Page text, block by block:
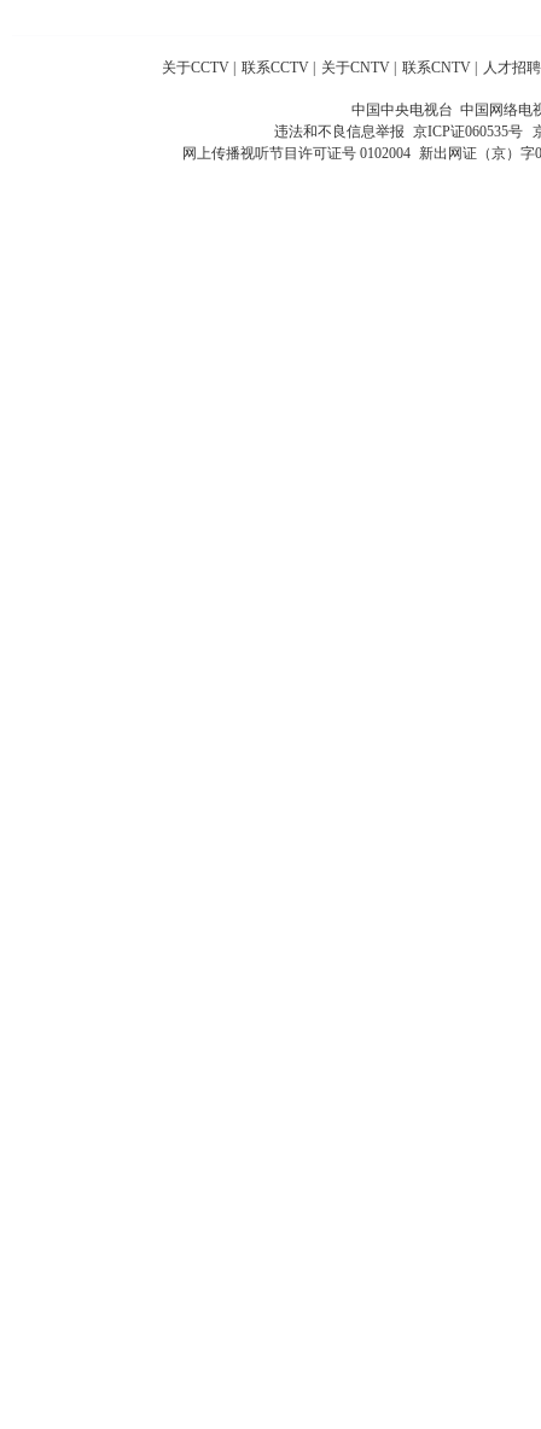
关于CCTV 联系CCTV 关于CNTV 联系CNTV 人才招聘
中国中央电视台 中国网络电
违法和不良信息举报 京ICP证060535号
网上传播视听节目许可证号 0102004 新出网证（京）